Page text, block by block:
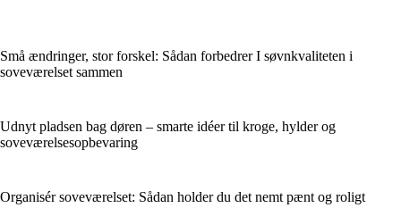
Små ændringer, stor forskel: Sådan forbedrer I søvnkvaliteten i
soveværelset sammen
Udnyt pladsen bag døren – smarte idéer til kroge, hylder og
soveværelsesopbevaring
Organisér soveværelset: Sådan holder du det nemt pænt og roligt